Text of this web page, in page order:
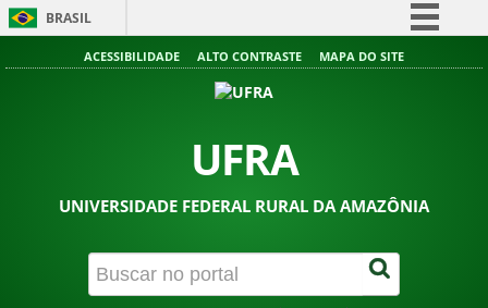
BRASIL
Simplifique!
Acesso à informação
ACESSIBILIDADE ALTO CONTRASTE MAPA DO SITE
UFRA
UNIVERSIDADE FEDERAL RURAL DA AMAZÔNIA